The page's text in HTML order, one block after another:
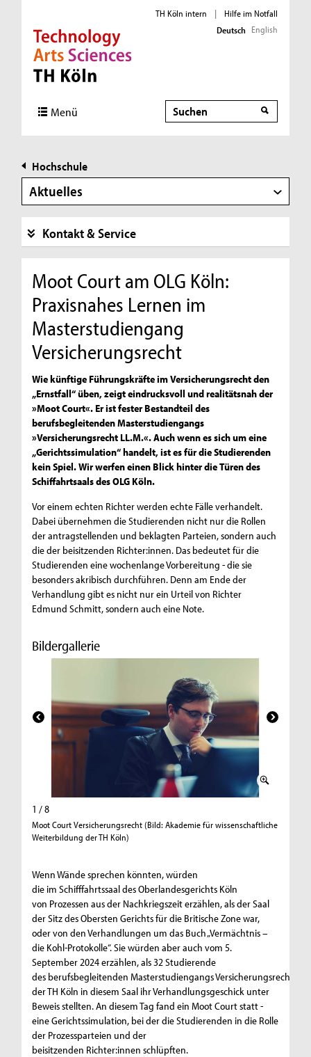
Direkt zur Hauptnavigation
Direkt zur Subnavigation
Direkt zum Inhalt
Direkt zum Fußbereich
TH Köln intern |
Hilfe im Notfall
Deutsch English
Menü Suche
Hochschule
Aktuelles
Kontakt & Service
Moot Court am OLG Köln:
Praxisnahes Lernen im
Masterstudiengang
Versicherungsrecht
Wie künftige Führungskräfte im Versicherungsrecht den
„Ernstfall“ üben, zeigt eindrucksvoll und realitätsnah der
»Moot Court«. Er ist fester Bestandteil des
berufsbegleitenden Masterstudiengangs
»Versicherungsrecht LL.M.«. Auch wenn es sich um eine
„Gerichtssimulation“ handelt, ist es für die Studierenden
kein Spiel. Wir werfen einen Blick hinter die Türen des
Schiffahrtsaals des OLG Köln.
Vor einem echten Richter werden echte Fälle verhandelt.
Dabei übernehmen die Studierenden nicht nur die Rollen
der antragstellenden und beklagten Parteien, sondern auch
die der beisitzenden Richter:innen. Das bedeutet für die
Studierenden eine wochenlange Vorbereitung - die sie
besonders akribisch durchführen. Denn am Ende der
Verhandlung gibt es nicht nur ein Urteil von Richter
Edmund Schmitt, sondern auch eine Note.
Bildergallerie
1 / 8
Moot Court Versicherungsrecht (Bild: Akademie für wissenschaftliche
Weiterbildung der TH Köln)
Wenn Wände sprechen könnten, würden
die im Schifffahrtssaal des Oberlandesgerichts Köln
von Prozessen aus der Nachkriegszeit erzählen, als der Saal
der Sitz des Obersten Gerichts für die Britische Zone war,
oder von den Verhandlungen um das Buch „Vermächtnis –
die Kohl-Protokolle“. Sie würden aber auch vom 5.
September 2024 erzählen, als 32 Studierende
des berufsbegleitenden Masterstudiengangs Versicherungsrecht
der TH Köln in diesem Saal ihr Verhandlungsgeschick unter
Beweis stellten. An diesem Tag fand ein Moot Court statt -
eine Gerichtssimulation, bei der die Studierenden in die Rolle
der Prozessparteien und der
beisitzenden Richter:innen schlüpften.